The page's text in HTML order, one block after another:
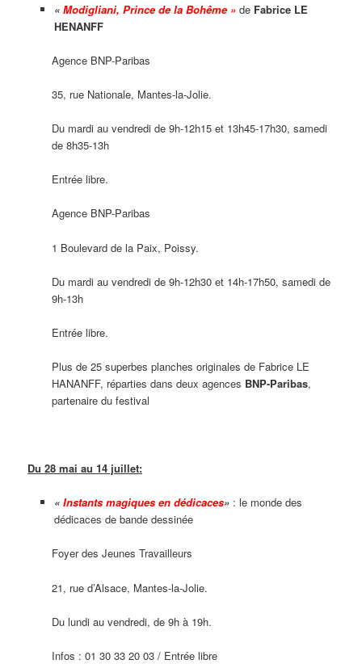
« Modigliani, Prince de la Bohême»de Fabrice LE
HENANFF
Agence BNP-Paribas
35, rue Nationale, Mantes-la-Jolie.
Du mardi au vendredi de 9h-12h15 et 13h45-17h30, samedi
de 8h35-13h
Entrée libre.
Agence BNP-Paribas
1 Boulevard de la Paix, Poissy.
Du mardi au vendredi de 9h-12h30 et 14h-17h50, samedi de
9h-13h
Entrée libre.
Plus de 25 superbes planches originales de Fabrice LE
HANANFF, réparties dans deux agences BNP-Paribas,
partenaire du festival
Du 28 mai au 14 juillet:
« Instants magiques en dédicaces»: le monde des
dédicaces de bande dessinée
Foyer des Jeunes Travailleurs
21, rue d’Alsace, Mantes-la-Jolie.
Du lundi au vendredi, de 9h à 19h.
Infos : 01 30 33 20 03 / Entrée libre